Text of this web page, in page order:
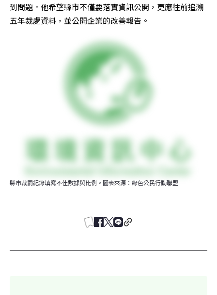
到問題。他希望縣市不僅要落實資訊公開，更應往前追溯
五年裁處資料，並公開企業的改善報告。
縣市裁罰紀錄填寫不佳數據與比例。圖表來源：綠色公民行動聯盟